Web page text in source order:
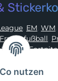
League, EM, WM,
Frauenfußball,
Ninjago Fortnite
Asterix
nutzen